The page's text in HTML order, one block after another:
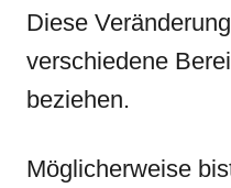
Diese
verschiedene
beziehen.
Möglicherweise